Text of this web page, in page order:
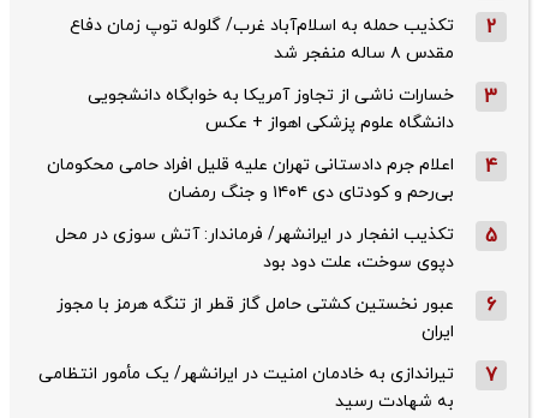
2
تکذیب حمله به اسلام‌آباد غرب/ گلوله توپ زمان دفاع
مقدس ۸ ساله منفجر شد
3
خسارات ناشی از تجاوز آمریکا به خوابگاه دانشجویی
دانشگاه علوم پزشکی اهواز + عکس
4
اعلام جرم دادستانی تهران علیه قلیل افراد حامی محکومان
بی‌رحم و کودتای دی‌ ۱۴۰۴ و جنگ رمضان
5
تکذیب ‌انفجار در ایرانشهر/ فرماندار: آتش سوزی در محل
دپوی سوخت، علت دود بود
6
عبور نخستین کشتی حامل گاز قطر از تنگه هرمز با مجوز
ایران
7
تیراندازی به خادمان امنیت در ایرانشهر/ یک مأمور انتظامی
به شهادت رسید